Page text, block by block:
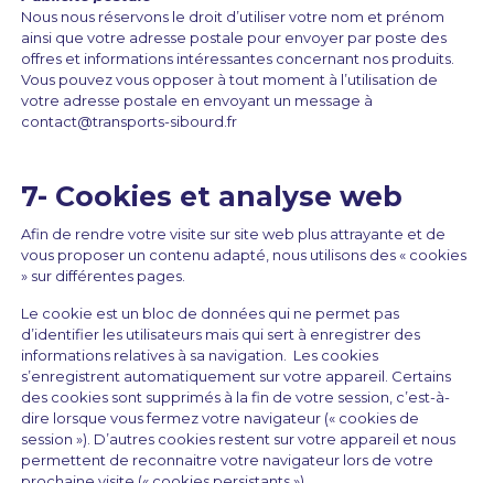
Nous nous réservons le droit d’utiliser votre nom et prénom
ainsi que votre adresse postale pour envoyer par poste des
offres et informations intéressantes concernant nos produits.
Vous pouvez vous opposer à tout moment à l’utilisation de
votre adresse postale en envoyant un message à
contact@transports-sibourd.fr
7- Cookies et analyse web
Afin de rendre votre visite sur site web plus attrayante et de
vous proposer un contenu adapté, nous utilisons des « cookies
» sur différentes pages.
Le cookie est un bloc de données qui ne permet pas
d’identifier les utilisateurs mais qui sert à enregistrer des
informations relatives à sa navigation. Les cookies
s’enregistrent automatiquement sur votre appareil. Certains
des cookies sont supprimés à la fin de votre session, c’est-à-
dire lorsque vous fermez votre navigateur (« cookies de
session »). D’autres cookies restent sur votre appareil et nous
permettent de reconnaitre votre navigateur lors de votre